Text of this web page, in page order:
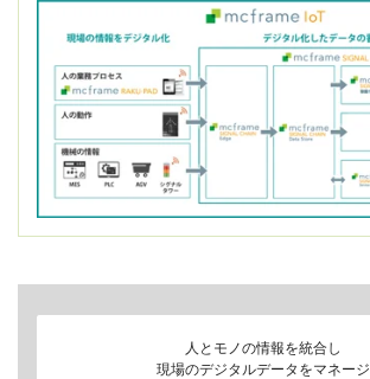
人とモノの情報を統合し
現場のデジタルデータをマネージ